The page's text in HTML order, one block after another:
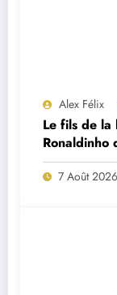
Alex Félix
Le fils de la
Ronaldinho
7 Août 2026